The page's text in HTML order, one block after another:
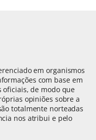
em organismos
com base em
de modo que
opiniões sobre a
totalmente norteadas
nos atribui e pelo